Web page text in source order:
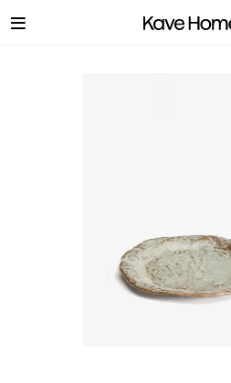

Correo electrónico